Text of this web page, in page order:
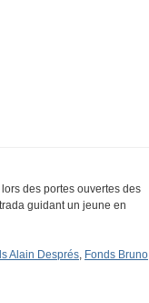
des portes ouvertes des
guidant un jeune en
Alain Després, Fonds Bruno